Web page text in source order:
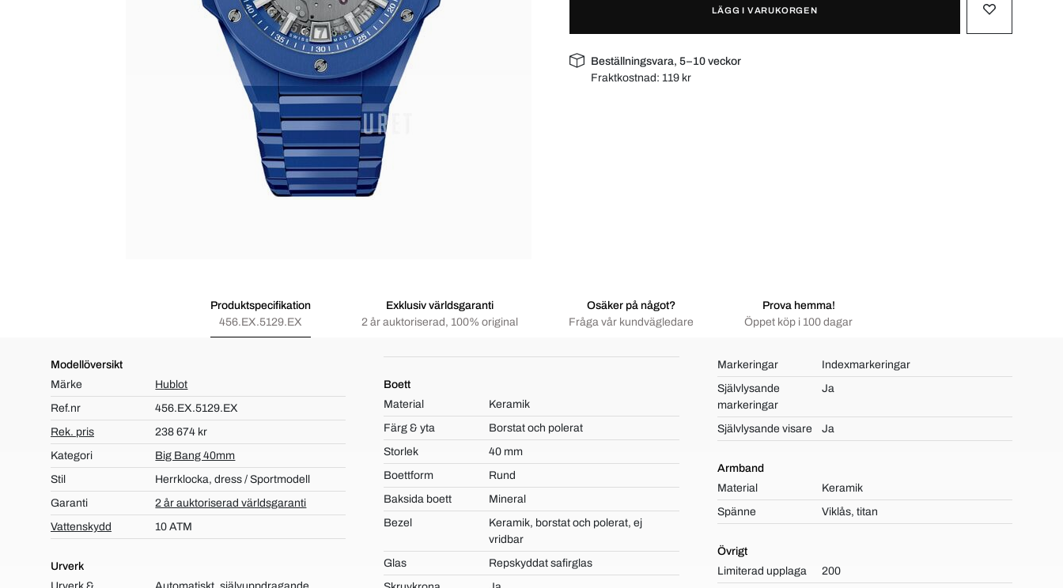
LÄGG I VARUKORGEN
Beställningsvara, 5–10 veckor
Fraktkostnad: 119 kr
Produktspecifikation
456.EX.5129.EX
Exklusiv världsgaranti
2 år auktoriserad, 100% original
Osäker på något?
Fråga vår kundvägledare
Prova hemma!
Öppet köp i 100 dagar
Modellöversikt
Märke
Hublot
Ref.nr
456.EX.5129.EX
Rek. pris
238 674 kr
Kategori
Big Bang 40mm
Stil
Herrklocka, dress / Sportmodell
Garanti
2 år auktoriserad världsgaranti
Vattenskydd
10 ATM
Urverk
Boett
Material
Keramik
Färg & yta
Borstat och polerat
Storlek
40 mm
Boettform
Rund
Baksida boett
Mineral
Bezel
Keramik, borstat och polerat, ej
vridbar
Glas
Repskyddat safirglas
Markeringar
Indexmarkeringar
Självlysande
markeringar
Ja
Självlysande visare Ja
Armband
Material
Keramik
Spänne
Viklås, titan
Övrigt
Limiterad upplaga
200